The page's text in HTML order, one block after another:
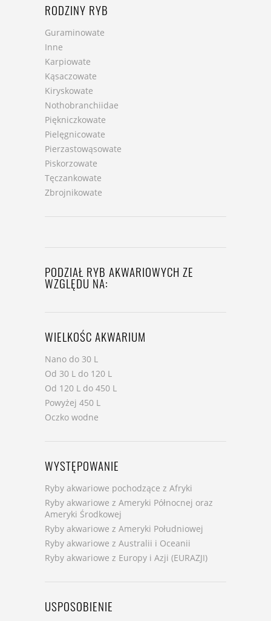
RODZINY RYB
Guraminowate
Inne
Karpiowate
Kąsaczowate
Kiryskowate
Nothobranchiidae
Piękniczkowate
Pielęgnicowate
Pierzastowąsowate
Piskorzowate
Tęczankowate
Zbrojnikowate
PODZIAŁ RYB AKWARIOWYCH ZE
WZGLĘDU NA:
WIELKOŚC AKWARIUM
Nano do 30 L
Od 30 L do 120 L
Od 120 L do 450 L
Powyżej 450 L
Oczko wodne
WYSTĘPOWANIE
Ryby akwariowe pochodzące z Afryki
Ryby akwariowe z Ameryki Północnej oraz
Ameryki Środkowej
Ryby akwariowe z Ameryki Południowej
Ryby akwariowe z Australii i Oceanii
Ryby akwariowe z Europy i Azji (EURAZJI)
USPOSOBIENIE